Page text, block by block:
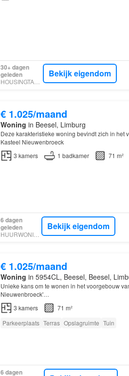
30+ dagen
geleden
HOUSINGTARGET
Bekijk eigendom
€ 1.025/maand
Woning in Beesel, Limburg
Deze karakteristieke woning bevindt zich in het
Kasteel Nieuwenbroeck
3 kamers 1 badkamer 71 m²
6 dagen
geleden
HUURWONINGEN
Bekijk eigendom
€ 1.025/maand
Woning in 5954CL, Beesel, Beesel,
Unieke kans om te wonen in het voorgebouw
Nieuwenbroeck'…
3 kamers
71 m²
Parkeerplaats Terras Opslagruimte Tuin
6 dagen